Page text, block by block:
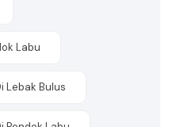
Labu
Lebak Bulus